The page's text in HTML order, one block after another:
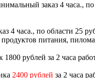
заказ 4 часа.,
4 часа., по области 25
питания,
1800 рублей за 2 часа
2400 рублей за 2 часа